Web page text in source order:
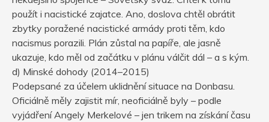
použít i nacistické zajatce. Ano, doslova chtěl obrátit
zbytky poražené nacistické armády proti těm, kdo
nacismus porazili. Plán zůstal na papíře, ale jasně
ukazuje, kdo měl od začátku v plánu válčit dál – a s kým.
d) Minské dohody (2014–2015)
Podepsané za účelem uklidnění situace na Donbasu.
Oficiálně měly zajistit mír, neoficiálně byly – podle
vyjádření Angely Merkelové – jen trikem na získání času